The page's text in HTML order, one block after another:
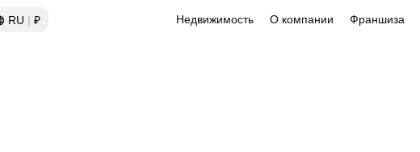
RU | ₽ Недвижимость О компании Франшиза